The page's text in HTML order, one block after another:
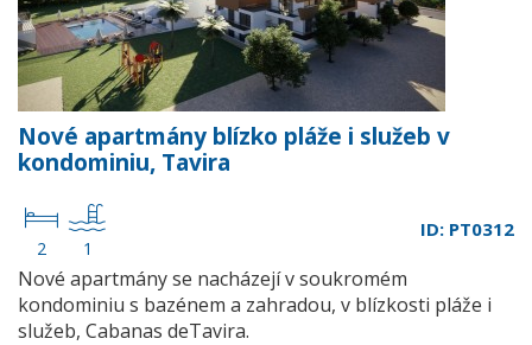
Nové apartmány blízko pláže i služeb v
kondominiu, Tavira
2 1
ID: PT0312
Nové apartmány se nacházejí v soukromém
kondominiu s bazénem a zahradou, v blízkosti pláže i
služeb, Cabanas deTavira.